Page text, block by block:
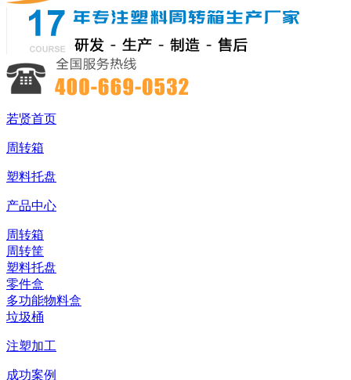
若贤首页
周转箱
塑料托盘
产品中心
周转箱
周转筐
塑料托盘
零件盒
多功能物料盒
垃圾桶
注塑加工
成功案例